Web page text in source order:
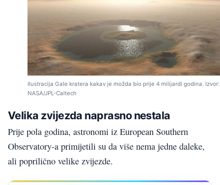
Ilustracija Gale kratera kakav je možda bio prije 4 milijardi godina. Izvor:
NASA/JPL-Caltech
Velika zvijezda naprasno nestala
Prije pola godina, astronomi iz European Southern
Observatory-a primijetili su da više nema jedne daleke,
ali poprilično velike zvijezde.